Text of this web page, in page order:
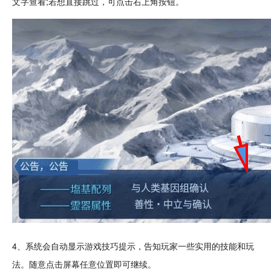
4、系统会自动显示游戏技巧提示，告知玩家一些实用的技能和玩
法。随意点击屏幕任意位置即可继续。